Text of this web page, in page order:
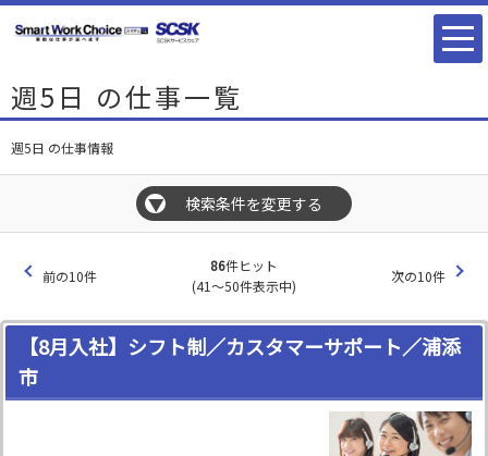
週5日 の仕事一覧
週5日 の仕事情報
▼ 検索条件を変更する
前の10件
86件ヒット
(41～50件表示中)
次の10件
【8月入社】シフト制／カスタマーサポート／浦添
市